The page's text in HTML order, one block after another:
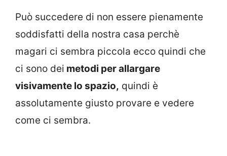
Può succedere di non essere pienamente
soddisfatti della nostra casa perchè
magari ci sembra piccola ecco quindi che
ci sono dei metodi per allargare
visivamente lo spazio, quindi è
assolutamente giusto provare e vedere
come ci sembra.